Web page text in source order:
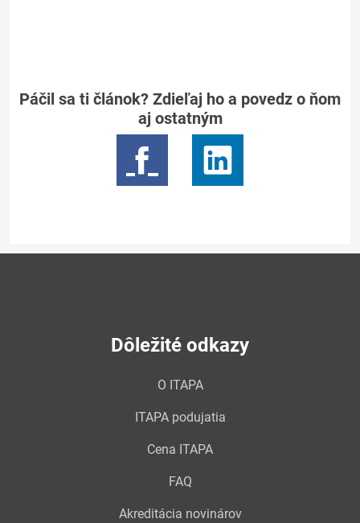
Páčil sa ti článok? Zdieľaj ho a povedz o ňom
aj ostatným
Dôležité odkazy
O ITAPA
ITAPA podujatia
Cena ITAPA
FAQ
Akreditácia novinárov